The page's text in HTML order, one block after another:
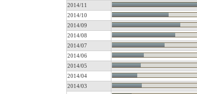
2014/11
2014/10
2014/09
2014/08
2014/07
2014/06
2014/05
2014/04
2014/03